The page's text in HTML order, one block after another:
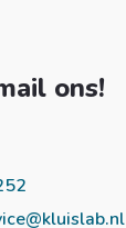
ons!